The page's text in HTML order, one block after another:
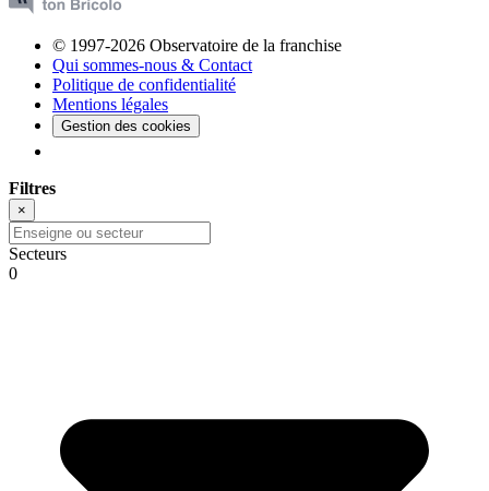
© 1997-2026 Observatoire de la franchise
Qui sommes-nous & Contact
Politique de confidentialité
Mentions légales
Gestion des cookies
Filtres
×
Secteurs
0